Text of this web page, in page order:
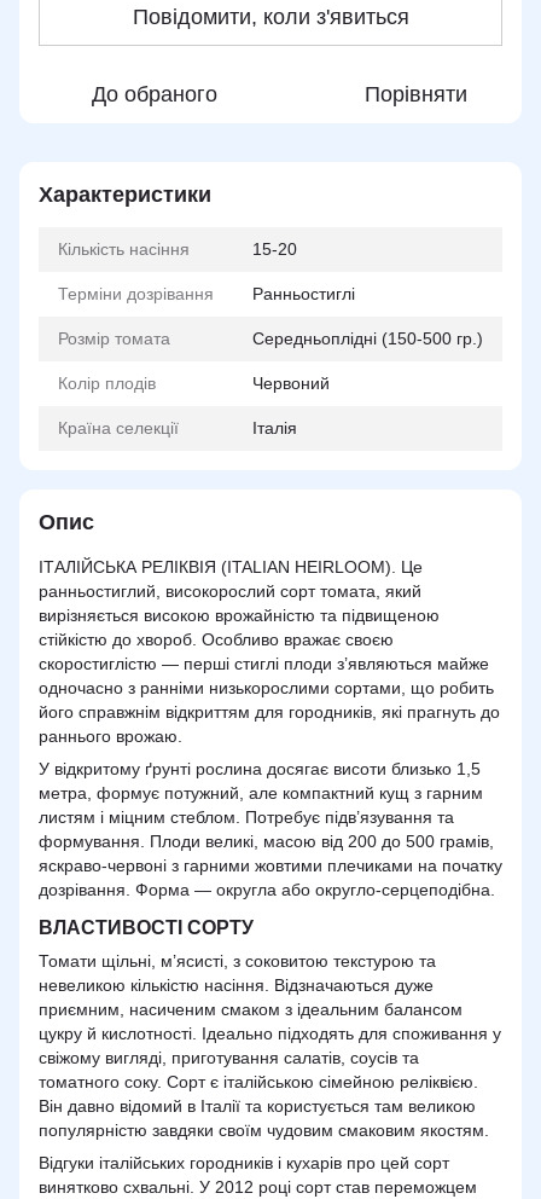
Повідомити, коли з'явиться
До обраного Порівняти
Характеристики
Кількість насіння 15-20
Терміни дозрівання Ранньостиглі
Розмір томата Середньоплідні (150-500 гр.)
Колір плодів Червоний
Країна селекції Італія
Опис
ІТАЛІЙСЬКА РЕЛІКВІЯ (ITALIAN HEIRLOOM). Це
ранньостиглий, високорослий сорт томата, який
вирізняється високою врожайністю та підвищеною
стійкістю до хвороб. Особливо вражає своєю
скоростиглістю — перші стиглі плоди з’являються майже
одночасно з ранніми низькорослими сортами, що робить
його справжнім відкриттям для городників, які прагнуть до
раннього врожаю.
У відкритому ґрунті рослина досягає висоти близько 1,5
метра, формує потужний, але компактний кущ з гарним
листям і міцним стеблом. Потребує підв’язування та
формування. Плоди великі, масою від 200 до 500 грамів,
яскраво-червоні з гарними жовтими плечиками на початку
дозрівання. Форма — округла або округло-серцеподібна.
ВЛАСТИВОСТІ СОРТУ
Томати щільні, м’ясисті, з соковитою текстурою та
невеликою кількістю насіння. Відзначаються дуже
приємним, насиченим смаком з ідеальним балансом
цукру й кислотності. Ідеально підходять для споживання у
свіжому вигляді, приготування салатів, соусів та
томатного соку. Сорт є італійською сімейною реліквією.
Він давно відомий в Італії та користується там великою
популярністю завдяки своїм чудовим смаковим якостям.
Відгуки італійських городників і кухарів про цей сорт
винятково схвальні. У 2012 році сорт став переможцем